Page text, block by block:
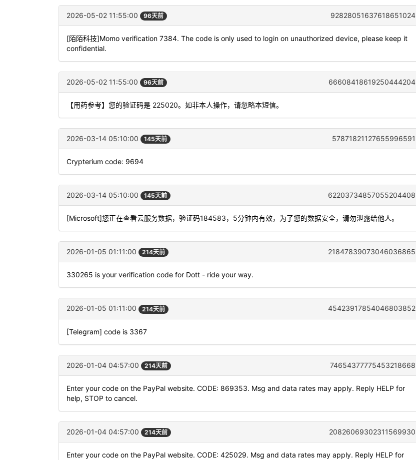
2026-05-02 11:55:00 96天前 92828051637618651024
[陌陌科技]Momo verification 7384. The code is only used to login on unauthorized device, please keep it
confidential.
2026-05-02 11:55:00 96天前 66608418619250444204
【用药参考】您的验证码是 225020。如非本人操作，请忽略本短信。
2026-03-14 05:10:00 145天前 57871821127655996591
Crypterium code: 9694
2026-03-14 05:10:00 145天前 62203734857055204408
[Microsoft]您正在查看云服务数据，验证码184583，5分钟内有效，为了您的数据安全，请勿泄露给他人。
2026-01-05 01:11:00 214天前 21847839073046036865
330265 is your verification code for Dott - ride your way.
2026-01-05 01:11:00 214天前 45423917854046803852
[Telegram] code is 3367
2026-01-04 04:57:00 214天前 74654377775453218668
Enter your code on the PayPal website. CODE: 869353. Msg and data rates may apply. Reply HELP for
help, STOP to cancel.
2026-01-04 04:57:00 214天前 20826069302311569930
Enter your code on the PayPal website. CODE: 425029. Msg and data rates may apply. Reply HELP for